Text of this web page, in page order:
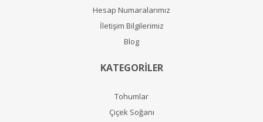
Hesap Numaralarımız
İletişim Bilgilerimiz
Blog
KATEGORİLER
Tohumlar
Çiçek Soğanı